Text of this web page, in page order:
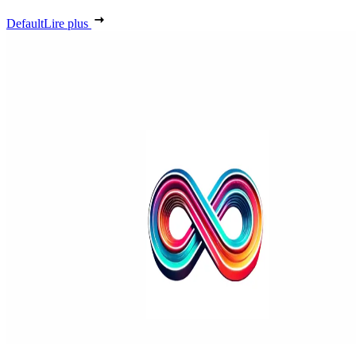
DefaultLire plus